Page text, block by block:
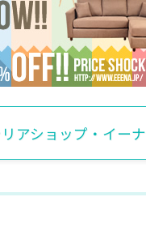
アショップ・イーナ